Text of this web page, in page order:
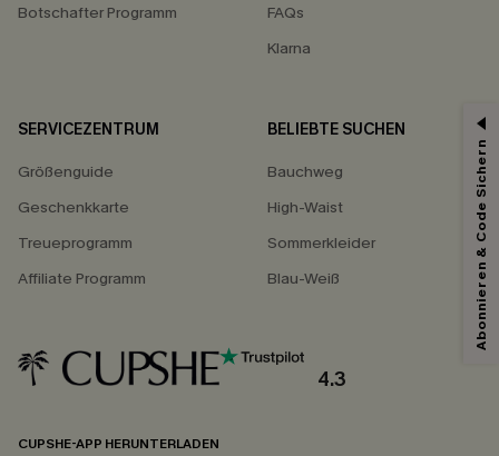
Botschafter Programm
FAQs
Klarna
SERVICEZENTRUM
Größenguide
Geschenkkarte
Treueprogramm
Affiliate Programm
BELIEBTE SUCHEN
Bauchweg
High-Waist
Sommerkleider
Blau-Weiß
4.3
CUPSHE-APP HERUNTERLADEN
Abonnieren & Code Sichern